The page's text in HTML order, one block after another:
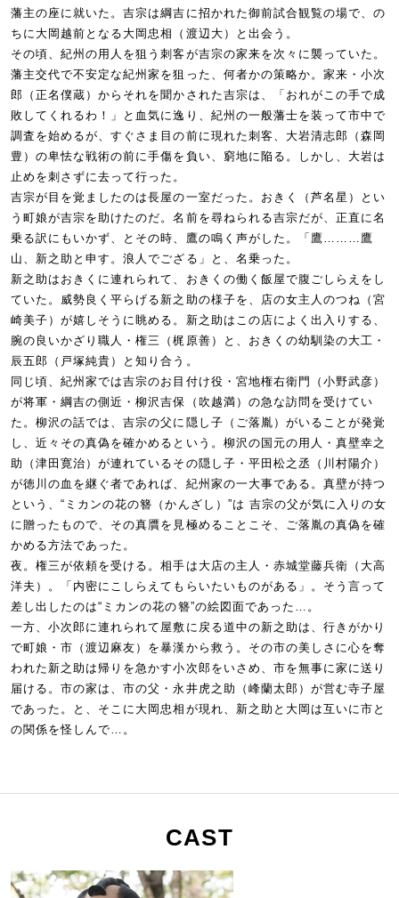
藩主の座に就いた。吉宗は綱吉に招かれた御前試合観覧の場で、の
ちに大岡越前となる大岡忠相（渡辺大）と出会う。
その頃、紀州の用人を狙う刺客が吉宗の家来を次々に襲っていた。
藩主交代で不安定な紀州家を狙った、何者かの策略か。家来・小次
郎（正名僕蔵）からそれを聞かされた吉宗は、「おれがこの手で成
敗してくれるわ！」と血気に逸り、紀州の一般藩士を装って市中で
調査を始めるが、すぐさま目の前に現れた刺客、大岩清志郎（森岡
豊）の卑怯な戦術の前に手傷を負い、窮地に陥る。しかし、大岩は
止めを刺さずに去って行った。
吉宗が目を覚ましたのは長屋の一室だった。おきく（芦名星）とい
う町娘が吉宗を助けたのだ。名前を尋ねられる吉宗だが、正直に名
乗る訳にもいかず、とその時、鷹の鳴く声がした。「鷹………鷹
山、新之助と申す。浪人でござる」と、名乗った。
新之助はおきくに連れられて、おきくの働く飯屋で腹ごしらえをし
ていた。威勢良く平らげる新之助の様子を、店の女主人のつね（宮
崎美子）が嬉しそうに眺める。新之助はこの店によく出入りする、
腕の良いかざり職人・権三（梶原善）と、おきくの幼馴染の大工・
辰五郎（戸塚純貴）と知り合う。
同じ頃、紀州家では吉宗のお目付け役・宮地権右衛門（小野武彦）
が将軍・綱吉の側近・柳沢吉保（吹越満）の急な訪問を受けてい
た。柳沢の話では、吉宗の父に隠し子（ご落胤）がいることが発覚
し、近々その真偽を確かめるという。柳沢の国元の用人・真壁幸之
助（津田寛治）が連れているその隠し子・平田松之丞（川村陽介）
が徳川の血を継ぐ者であれば、紀州家の一大事である。真壁が持つ
という、“ミカンの花の簪（かんざし）”は 吉宗の父が気に入りの女
に贈ったもので、その真贋を見極めることこそ、ご落胤の真偽を確
かめる方法であった。
夜。権三が依頼を受ける。相手は大店の主人・赤城堂藤兵衛（大高
洋夫）。「内密にこしらえてもらいたいものがある」。そう言って
差し出したのは“ミカンの花の簪”の絵図面であった…。
一方、小次郎に連れられて屋敷に戻る道中の新之助は、行きがかり
で町娘・市（渡辺麻友）を暴漢から救う。その市の美しさに心を奪
われた新之助は帰りを急かす小次郎をいさめ、市を無事に家に送り
届ける。市の家は、市の父・永井虎之助（峰蘭太郎）が営む寺子屋
であった。と、そこに大岡忠相が現れ、新之助と大岡は互いに市と
の関係を怪しんで…。
CAST